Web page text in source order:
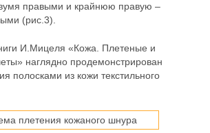
правыми и крайнюю правую –
(рис.3).
И.Мицеля «Кожа. Плетеные и
наглядно продемонстрирован
полосками из кожи текстильного